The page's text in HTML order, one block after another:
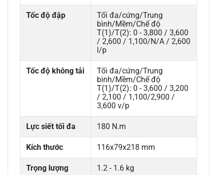
Tốc độ đập
Tối đa/cứng/Trung
bình/Mềm/Chế độ
T(1)/T(2): 0 - 3,800 / 3,600
/ 2,600 / 1,100/N/A / 2,600
l/p
Tốc độ không tải
Tối đa/cứng/Trung
bình/Mềm/Chế độ
T(1)/T(2): 0 - 3,600 / 3,200
/ 2,100 / 1,100/2,900 /
3,600 v/p
Lực siết tối đa 180 N.m
Kích thước 116x79x218 mm
Trọng lượng 1.2 - 1.6 kg